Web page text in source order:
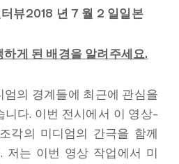
뷰2018 년 7 월 2 일일본
게 된 배경을 알려주세요.
엄의 경계들에 최근에 관심을
니다. 이번 전시에서 이 영상-
각의 미디엄의 간극을 함께
저는 이번 영상 작업에서 미